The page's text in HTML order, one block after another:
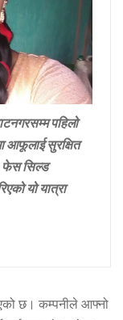
पहिलो
आफूलाई सुरक्षित
फेस सिल्ड
यो यात्रा
छ। कम्पनीले आफ्नो